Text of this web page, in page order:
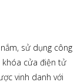
sử dụng công
khóa cửa điện tử
vinh danh với